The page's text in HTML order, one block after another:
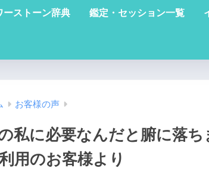
ーストーン辞典 鑑定・セッション一覧
お客様の声
の私に必要なんだと腑に落
用のお客様より